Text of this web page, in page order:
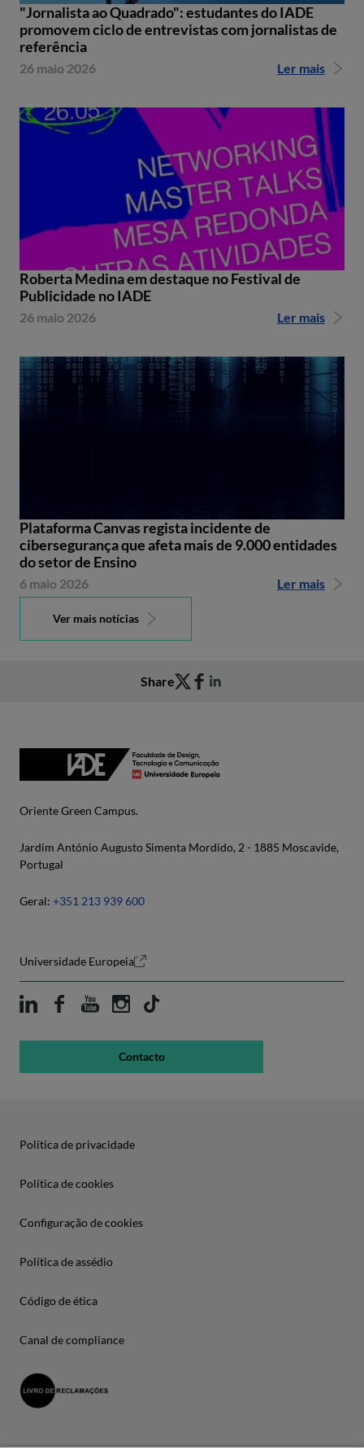
"Jornalista ao Quadrado": estudantes do IADE
promovem ciclo de entrevistas com jornalistas de
referência
26 maio 2026 Ler mais
Roberta Medina em destaque no Festival de
Publicidade no IADE
26 maio 2026 Ler mais
Plataforma Canvas regista incidente de
cibersegurança que afeta mais de 9.000 entidades
do setor de Ensino
6 maio 2026 Ler mais
Ver mais notícias
Share
Oriente Green Campus.
Jardim António Augusto Simenta Mordido, 2 - 1885 Moscavide,
Portugal
Geral: +351 213 939 600
Universidade Europeia
Contacto
Política de privacidade
Política de cookies
Configuração de cookies
Política de assédio
Código de ética
Canal de compliance